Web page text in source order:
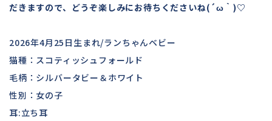
だきますので、どうぞ楽しみにお待ちくださいね( ´ω｀ )♡
2026年4月25日生まれ/ランちゃんベビー
猫種：スコティッシュフォールド
毛柄：シルバータビー＆ホワイト
性別：女の子
耳:立ち耳